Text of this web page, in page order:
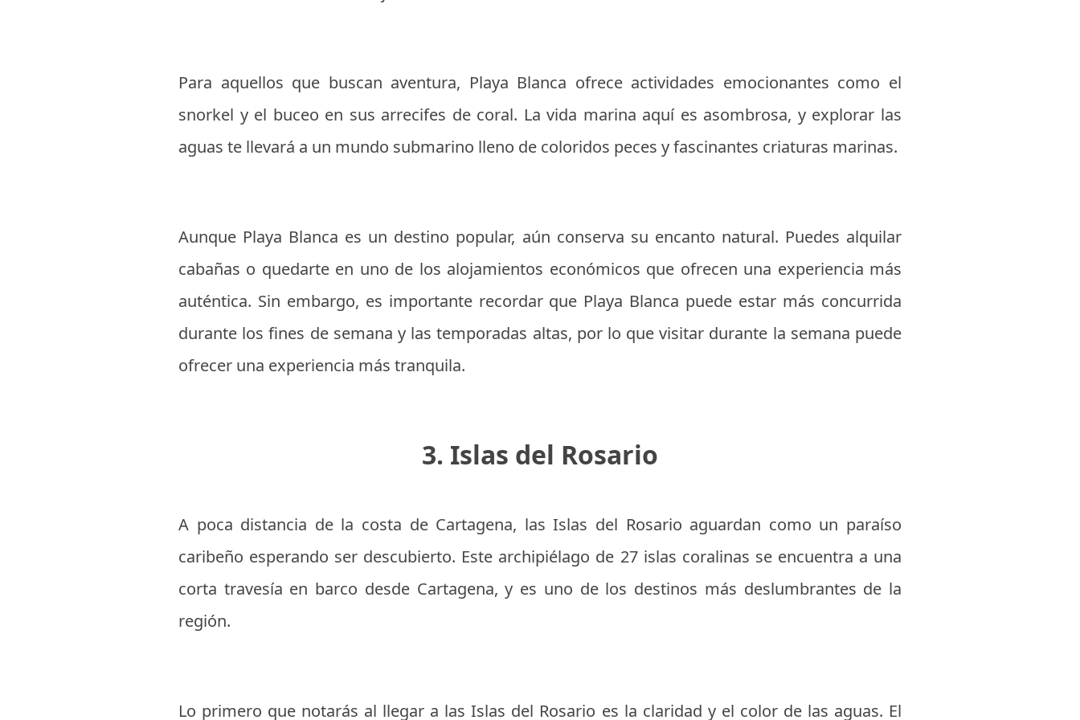
Para aquellos que buscan aventura, Playa Blanca ofrece actividades emocionantes como el
snorkel y el buceo en sus arrecifes de coral. La vida marina aquí es asombrosa, y explorar las
aguas te llevará a un mundo submarino lleno de coloridos peces y fascinantes criaturas marinas.
Aunque Playa Blanca es un destino popular, aún conserva su encanto natural. Puedes alquilar
cabañas o quedarte en uno de los alojamientos económicos que ofrecen una experiencia más
auténtica. Sin embargo, es importante recordar que Playa Blanca puede estar más concurrida
durante los fines de semana y las temporadas altas, por lo que visitar durante la semana puede
ofrecer una experiencia más tranquila.
3. Islas del Rosario
A poca distancia de la costa de Cartagena, las Islas del Rosario aguardan como un paraíso
caribeño esperando ser descubierto. Este archipiélago de 27 islas coralinas se encuentra a una
corta travesía en barco desde Cartagena, y es uno de los destinos más deslumbrantes de la
región.
Lo primero que notarás al llegar a las Islas del Rosario es la claridad y el color de las aguas. El